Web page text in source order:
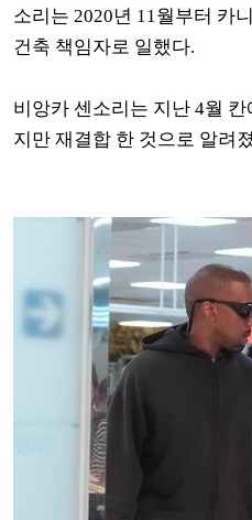
소리는 2020년 11월부터 카
건축 책임자로 일했다.
비앙카 센소리는 지난 4월
지만 재결합 한 것으로 알려